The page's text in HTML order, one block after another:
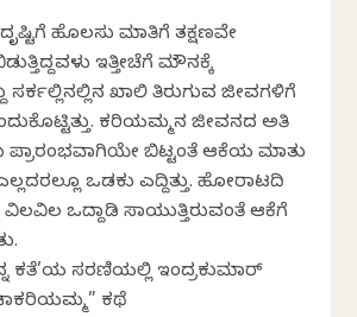
ಹೊಲಸು ಮಾತಿಗೆ ತಕ್ಷಣವೇ
ಇತ್ತೀಚೆಗೆ ಮೌನಕ್ಕೆ
ಸರ್ಕಲ್ಲಿನಲ್ಲಿನ ಖಾಲಿ ತಿರುಗುವ ಜೀವಗಳಿಗೆ
ಕರಿಯಮ್ಮನ ಜೀವನದ ಅತಿ
ಪ್ರಾರಂಭವಾಗಿಯೇ ಬಿಟ್ಟಂತೆ ಆಕೆಯ ಮಾತು
ಒಡಕು ಎದ್ದಿತ್ತು. ಹೋರಾಟದಿ
ವಿಲವಿಲ ಒದ್ದಾಡಿ ಸಾಯುತ್ತಿರುವಂತೆ ಆಕೆಗೆ
ಕತೆ’ಯ ಸರಣಿಯಲ್ಲಿ ಇಂದ್ರಕುಮಾರ್
ಕಥೆ